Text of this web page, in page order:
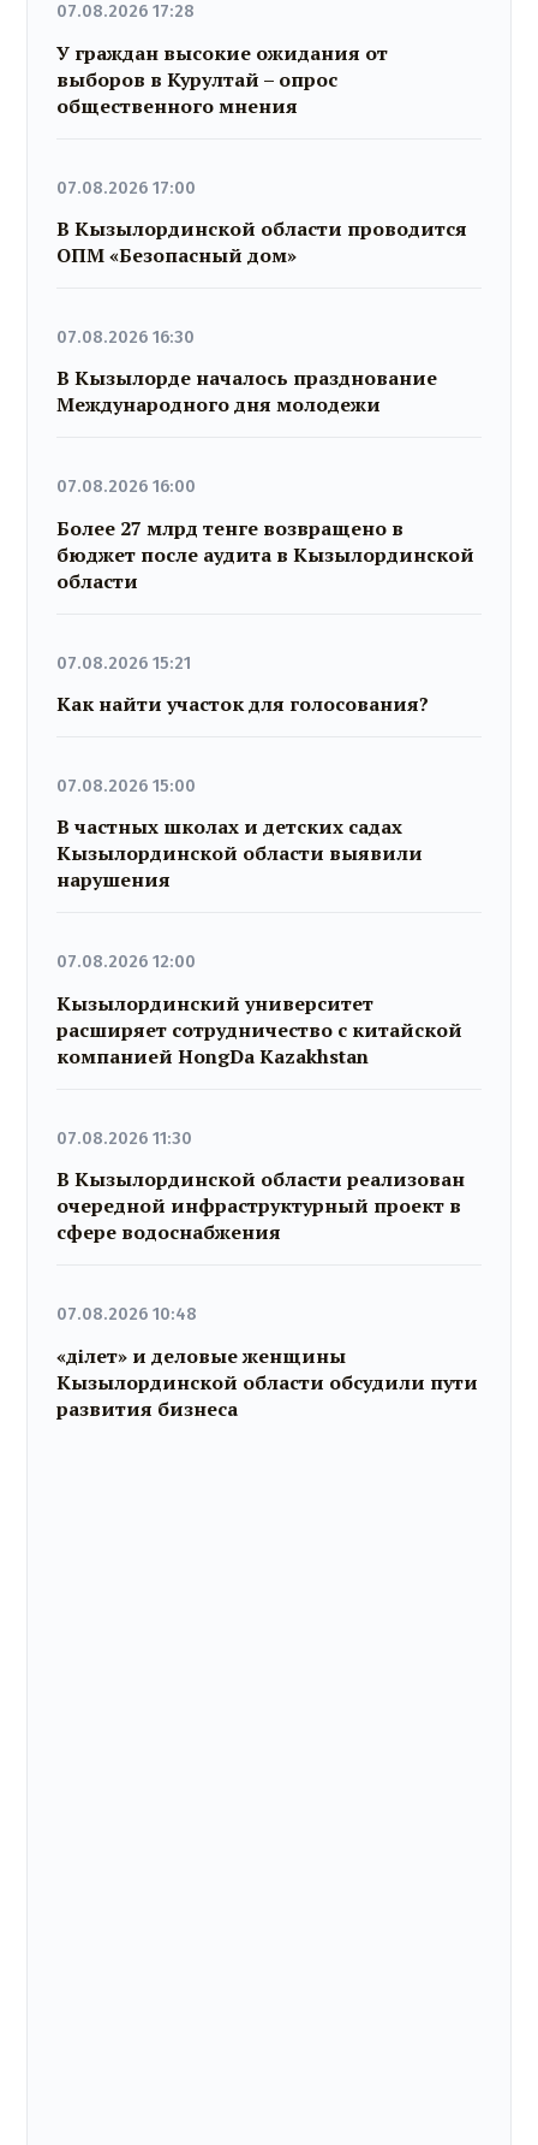
07.08.2026 17:28
У граждан высокие ожидания от
выборов в Курултай – опрос
общественного мнения
07.08.2026 17:00
В Кызылординской области проводится
ОПМ «Безопасный дом»
07.08.2026 16:30
В Кызылорде началось празднование
Международного дня молодежи
07.08.2026 16:00
Более 27 млрд тенге возвращено в
бюджет после аудита в Кызылординской
области
07.08.2026 15:21
Как найти участок для голосования?
07.08.2026 15:00
В частных школах и детских садах
Кызылординской области выявили
нарушения
07.08.2026 12:00
Кызылординский университет
расширяет сотрудничество с китайской
компанией HongDa Kazakhstan
07.08.2026 11:30
В Кызылординской области реализован
очередной инфраструктурный проект в
сфере водоснабжения
07.08.2026 10:48
«Әділет» и деловые женщины
Кызылординской области обсудили пути
развития бизнеса